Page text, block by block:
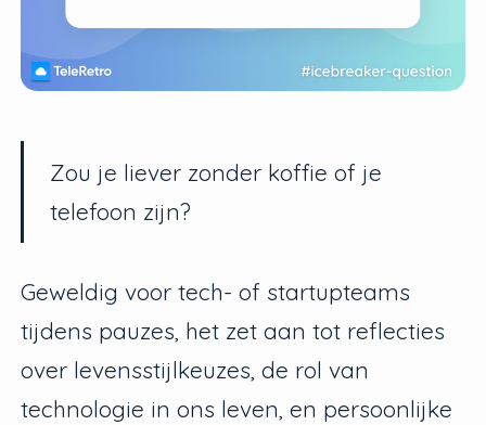
Zou je liever zonder koffie of je
telefoon zijn?
Geweldig voor tech- of startupteams
tijdens pauzes, het zet aan tot reflecties
over levensstijlkeuzes, de rol van
technologie in ons leven, en persoonlijke